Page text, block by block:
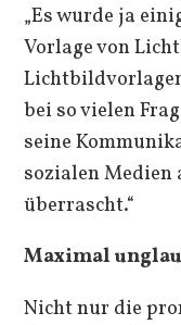
„Es wurde ja
Vorlage von
bei so vielen
seine
sozialen Medien
überrascht.“
Maximal
Nicht nur die